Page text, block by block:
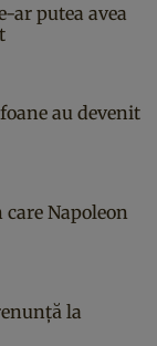
ar putea avea
au devenit
Napoleon
la